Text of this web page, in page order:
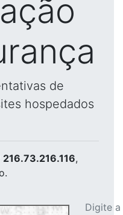
de
hospedados
216.73.216.116,
Digite